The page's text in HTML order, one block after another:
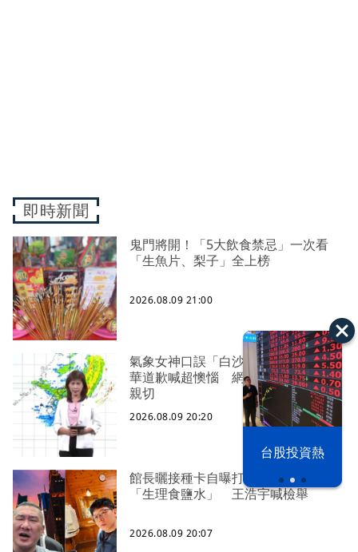
台股投資熱
即時新聞
鬼門將開！「5大飲食禁忌」一次看
「生魚片、梨子」全上榜
2026.08.09 21:00
氣象女神口誤「白沙屯颱風」！伍婉
華道歉喊超懊惱 網暖打氣：覺得更
親切
2026.08.09 20:20
館長曬接種卡自曝打3劑高端、影射
「生理食鹽水」 王浩宇喊檢舉
2026.08.09 20:07